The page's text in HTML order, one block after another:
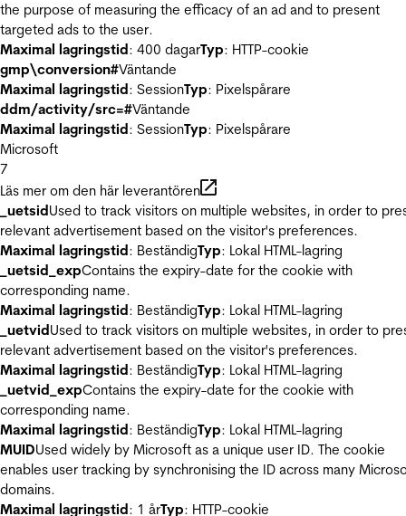
the purpose of measuring the efficacy of an ad and to present
targeted ads to the user.
Maximal lagringstid: 400 dagarTyp: HTTP-cookie
gmp\conversion#Väntande
Maximal lagringstid: SessionTyp: Pixelspårare
ddm/activity/src=#Väntande
Maximal lagringstid: SessionTyp: Pixelspårare
Microsoft
7
Läs mer om den här leverantören
_uetsidUsed to track visitors on multiple websites, in order to
relevant advertisement based on the visitor's preferences.
Maximal lagringstid: BeständigTyp: Lokal HTML-lagring
_uetsid_expContains the expiry-date for the cookie with
corresponding name.
Maximal lagringstid: BeständigTyp: Lokal HTML-lagring
_uetvidUsed to track visitors on multiple websites, in order to
relevant advertisement based on the visitor's preferences.
Maximal lagringstid: BeständigTyp: Lokal HTML-lagring
_uetvid_expContains the expiry-date for the cookie with
corresponding name.
Maximal lagringstid: BeständigTyp: Lokal HTML-lagring
MUIDUsed widely by Microsoft as a unique user ID. The cookie
enables user tracking by synchronising the ID across many
domains.
Maximal lagringstid: 1 årTyp: HTTP-cookie